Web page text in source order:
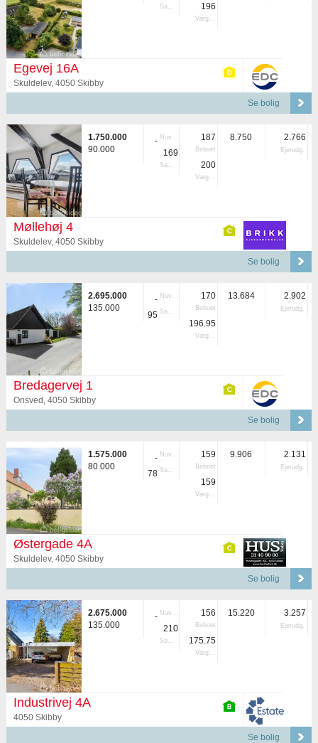
Samlet 196
Vægtet
Egevej 16A
Skuldelev, 4050 Skibby
Se bolig
1.750.000
90.000
- Nuvær.
169
Samlet
187
Beboet
200
Vægtet
8.750 2.766
Ejerudg.
Møllehøj 4
Skuldelev, 4050 Skibby
Se bolig
2.695.000
135.000
- Nuvær.
95 Samlet
170
Beboet
196.95
Vægtet
13.684 2.902
Ejerudg.
Bredagervej 1
Onsved, 4050 Skibby
Se bolig
1.575.000
80.000
- Nuvær.
78 Samlet
159
Beboet
159
Vægtet
9.906 2.131
Ejerudg.
Østergade 4A
Skuldelev, 4050 Skibby
Se bolig
2.675.000
135.000
- Nuvær.
210
Samlet
156
Beboet
175.75
Vægtet
15.220 3.257
Ejerudg.
Industrivej 4A
4050 Skibby
Se bolig